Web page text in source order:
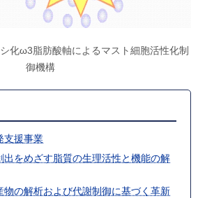
化ω3脂肪酸軸によるマスト細胞活性化制
御機構
支援事業
出をめざす脂質の生理活性と機能の解
物の解析および代謝制御に基づく革新